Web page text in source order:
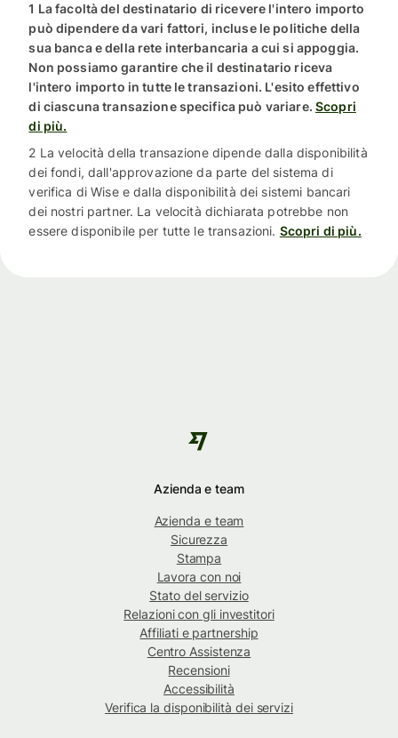
1 La facoltà del destinatario di ricevere l'intero importo
può dipendere da vari fattori, incluse le politiche della
sua banca e della rete interbancaria a cui si appoggia.
Non possiamo garantire che il destinatario riceva
l'intero importo in tutte le transazioni. L'esito effettivo
di ciascuna transazione specifica può variare. Scopri
di più.
2 La velocità della transazione dipende dalla disponibilità
dei fondi, dall'approvazione da parte del sistema di
verifica di Wise e dalla disponibilità dei sistemi bancari
dei nostri partner. La velocità dichiarata potrebbe non
essere disponibile per tutte le transazioni. Scopri di più.
Azienda e team
Azienda e team
Sicurezza
Stampa
Lavora con noi
Stato del servizio
Relazioni con gli investitori
Affiliati e partnership
Centro Assistenza
Recensioni
Accessibilità
Verifica la disponibilità dei servizi